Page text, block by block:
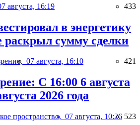
августа, 16:19 433
в энергетику
раскрыл сумму сделки
07 августа, 16:10 421
С 16:00 6 августа
2026 года
пространство, 07 августа, 10:26 523